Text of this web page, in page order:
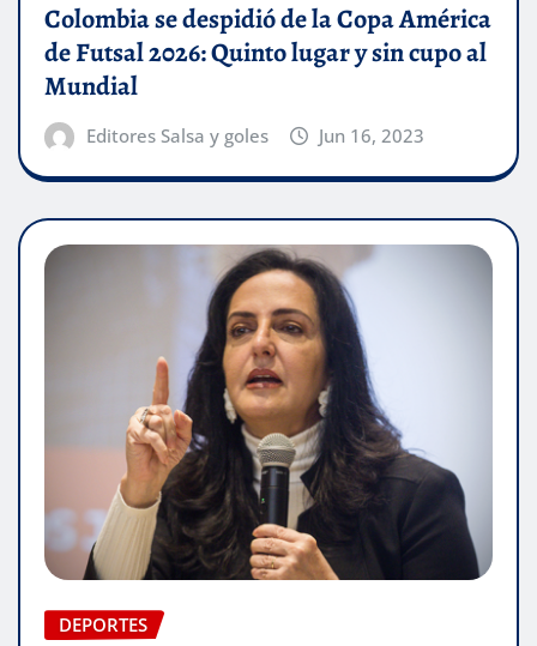
Colombia se despidió de la Copa América
de Futsal 2026: Quinto lugar y sin cupo al
Mundial
Editores Salsa y goles Jun 16, 2023
DEPORTES